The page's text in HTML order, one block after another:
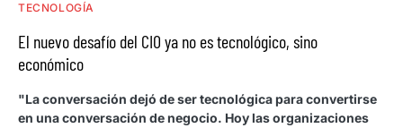
TECNOLOGÍA
El nuevo desafío del CIO ya no es tecnológico, sino
económico
"La conversación dejó de ser tecnológica para convertirse
en una conversación de negocio. Hoy las organizaciones